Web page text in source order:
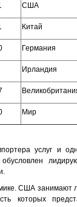
США
Китай
Германия
Ирландия
Мир
услуг и
США
которых